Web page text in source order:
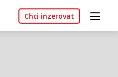
Chci inzerovat